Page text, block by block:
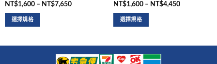
評分5滿
分 5
NT$1,600 – NT$7,650
選擇規格
評分5滿
分 5
NT$1,600 – NT$4,450
選擇規格